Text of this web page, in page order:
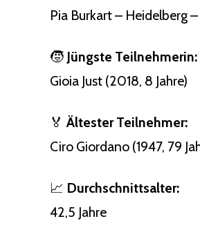
Pia Burkart – Heidelberg
🧒 Jüngste Teilnehmerin:
Gioia Just (2018, 8 Jahre)
🏅 Ältester Teilnehmer:
Ciro Giordano (1947, 79
📈 Durchschnittsalter:
42,5 Jahre